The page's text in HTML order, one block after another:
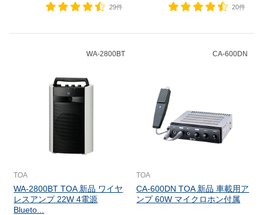
29件 20件
WA-2800BT
TOA
WA-2800BT TOA 新品 ワイヤ
レスアンプ 22W 4電源
Blueto...
CA-600DN
TOA
CA-600DN TOA 新品 車載用ア
ンプ 60W マイクロホン付属